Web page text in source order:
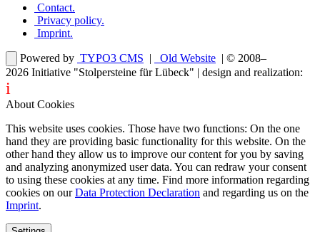
Contact.
Privacy policy.
Imprint.
Powered by TYPO3 CMS | Old Website | © 2008–
2026 Initiative "Stolpersteine für Lübeck" | design and realization:
i
About Cookies
This website uses cookies. Those have two functions: On the one
hand they are providing basic functionality for this website. On the
other hand they allow us to improve our content for you by saving
and analyzing anonymized user data. You can redraw your consent
to using these cookies at any time. Find more information regarding
cookies on ourData Protection Declaration and regarding us on the
Imprint.